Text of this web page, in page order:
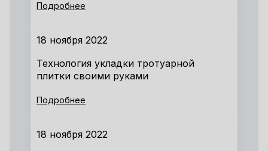
Подробнее
18 ноября 2022
Технология укладки тротуарной
плитки своими руками
Подробнее
18 ноября 2022